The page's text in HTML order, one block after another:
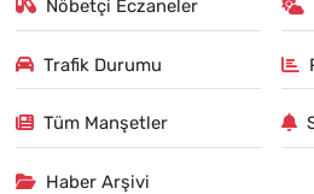
Nöbetçi Eczaneler
Trafik Durumu
Tüm Manşetler
Haber Arşivi